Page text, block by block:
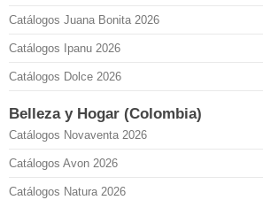
Catálogos Juana Bonita 2026
Catálogos Ipanu 2026
Catálogos Dolce 2026
Belleza y Hogar (Colombia)
Catálogos Novaventa 2026
Catálogos Avon 2026
Catálogos Natura 2026